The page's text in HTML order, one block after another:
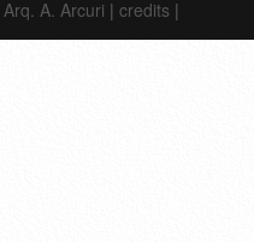
Arq. A. Arcuri | credits |